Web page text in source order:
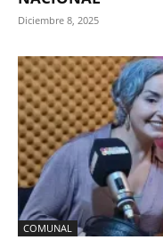
Diciembre 8, 2025
COMUNAL